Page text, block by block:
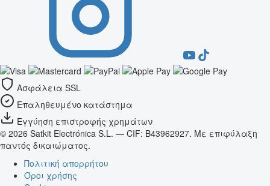
Ασφάλεια SSL
Επαληθευμένο κατάστημα
Εγγύηση επιστροφής χρημάτων
© 2026 Satkit Electrónica S.L. — CIF: B43962927. Με επιφύλαξη
παντός δικαιώματος.
Πολιτική απορρήτου
Όροι χρήσης